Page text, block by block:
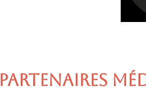
PARTENAIRES